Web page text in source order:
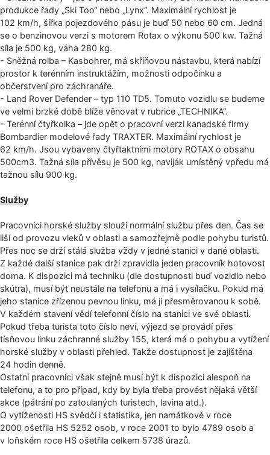
produkce řady „Ski Too“ nebo „Lynx“. Maximální rychlost je
102 km/h, šířka pojezdového pásu je buď 50 nebo 60 cm. Jedná
se o benzinovou verzi s motorem Rotax o výkonu 500 kw. Tažná
síla je 500 kg, váha 280 kg.
- Sněžná rolba – Kasbohrer, má skříňovou nástavbu, která nabízí
prostor k terénním instruktážím, možnosti odpočinku a
občerstvení pro záchranáře.
- Land Rover Defender – typ 110 TD5. Tomuto vozidlu se budeme
ve velmi brzké době blíže věnovat v rubrice „TECHNIKA“.
- Terénní čtyřkolka – jde opět o pracovní verzi kanadské firmy
Bombardier modelové řady TRAXTER. Maximální rychlost je
62 km/h. Jsou vybaveny čtyřtaktními motory ROTAX o obsahu
500cm3. Tažná síla přívěsu je 500 kg, naviják umístěný vpředu má
tažnou sílu 900 kg.
Služby
Pracovníci horské služby slouží normální službu přes den. Čas se
liší od provozu vleků v oblasti a samozřejmě podle pohybu turistů.
Přes noc se drží stálá služba vždy v jedné stanici v dané oblasti.
Z každé další stanice pak drží zpravidla jeden pracovník hotovost
doma. K dispozici má techniku (dle dostupnosti buď vozidlo nebo
skútra), musí být neustále na telefonu a má i vysílačku. Pokud má
jeho stanice zřízenou pevnou linku, má ji přesměrovanou k sobě.
V každém stavení vědí telefonní číslo na stanici ve své oblasti.
Pokud třeba turista toto číslo neví, výjezd se provádí přes
tísňovou linku záchranné služby 155, která má o pohybu a vytížení
horské služby v oblasti přehled. Takže dostupnost je zajištěna
24 hodin denně.
Ostatní pracovníci však stejně musí být k dispozici alespoň na
telefonu, a to pro případ, kdy by byla třeba provést nějaká větší
akce (pátrání po zatoulaných turistech, lavina atd.).
O vytíženosti HS svědčí i statistika, jen namátkově v roce
2000 ošetřila HS 5252 osob, v roce 2001 to bylo 4789 osob a
v loňském roce HS ošetřila celkem 5738 úrazů.